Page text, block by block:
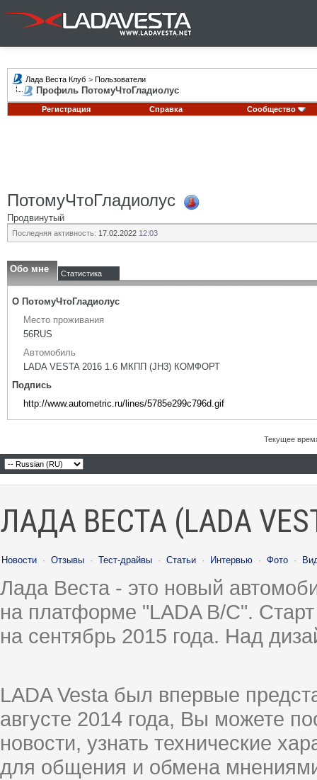
Лада Веста Клуб > Пользователи
Профиль ПотомуЧтоГладиолус
Регистрация Справка Сообщество
ПотомуЧтоГладиолус
Продвинутый
Последняя активность: 17.02.2022 12:03
Обо мне Статистика
О ПотомуЧтоГладиолус
Место проживания
56RUS
Автомобиль
LADA VESTA 2016 1.6 МКПП (JH3) КОМФОРТ
Подпись
http://www.autometric.ru/lines/5785e299c796d.gif
Текущее
ЛАДА ВЕСТА (LADA
Новости · Отзывы · Тест-драйвы · Статьи · Интервью · Фото ·
Лада Веста - это новый
на платформе "LADA B/C".
на сентябрь 2015 года. Над
LADA Vesta был впервые
августе 2014 года, Вы можете
новости, узнать технические
для общения и обмена